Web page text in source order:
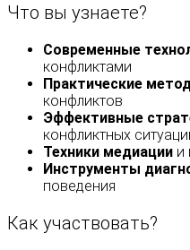
Что вы узнаете?
Современные
конфликтами
Практические
конфликтов
Эффективные
конфликтных
Техники медиации и
Инструменты
поведения
Как участвовать?